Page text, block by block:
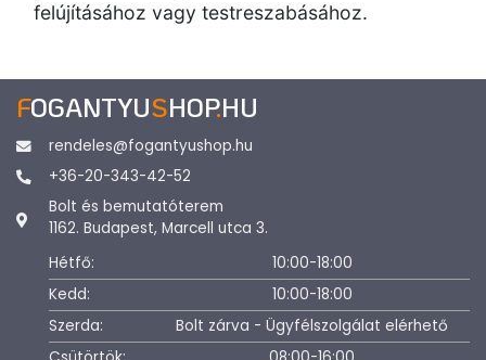
felújításához vagy testreszabásához.
FOGANTYUSHOP.HU
rendeles@fogantyushop.hu
+36-20-343-42-52
Bolt és bemutatóterem
1162. Budapest, Marcell utca 3.
Hétfő:
10:00-18:00
Kedd:
10:00-18:00
Szerda:
Bolt zárva - Ügyfélszolgálat elérhető